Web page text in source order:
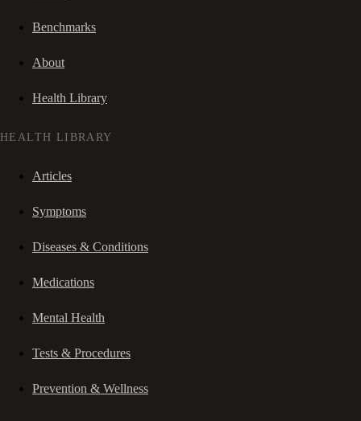
Benchmarks
About
Health Library
HEALTH LIBRARY
Articles
Symptoms
Diseases & Conditions
Medications
Mental Health
Tests & Procedures
Prevention & Wellness